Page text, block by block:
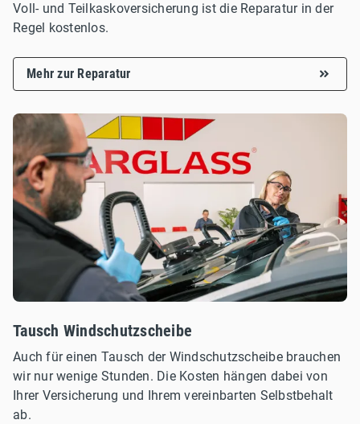
Voll- und Teilkaskoversicherung ist die Reparatur in der
Regel kostenlos.
Mehr zur Reparatur
Tausch Windschutzscheibe
Auch für einen Tausch der Windschutzscheibe brauchen
wir nur wenige Stunden. Die Kosten hängen dabei von
Ihrer Versicherung und Ihrem vereinbarten Selbstbehalt
ab.